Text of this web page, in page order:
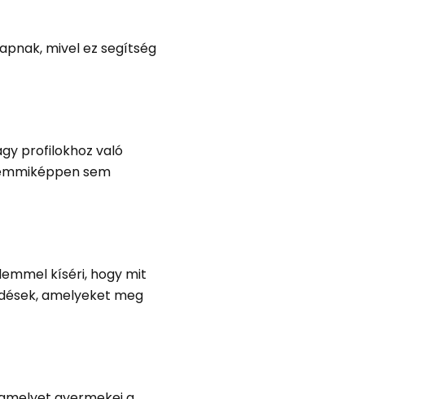
mivel ez segítség
profilokhoz való
sem
kíséri, hogy mit
amelyeket meg